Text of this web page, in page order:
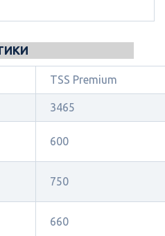
TSS Premium
3465
600
750
660